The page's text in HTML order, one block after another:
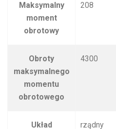
Maksymalny
moment
obrotowy
208
Obroty
maksymalnego
momentu
obrotowego
4300
Układ rządny